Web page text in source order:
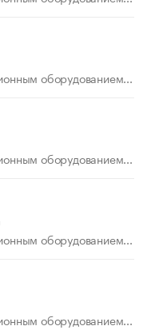
оборудованием...
оборудованием...
оборудованием...
оборудованием...